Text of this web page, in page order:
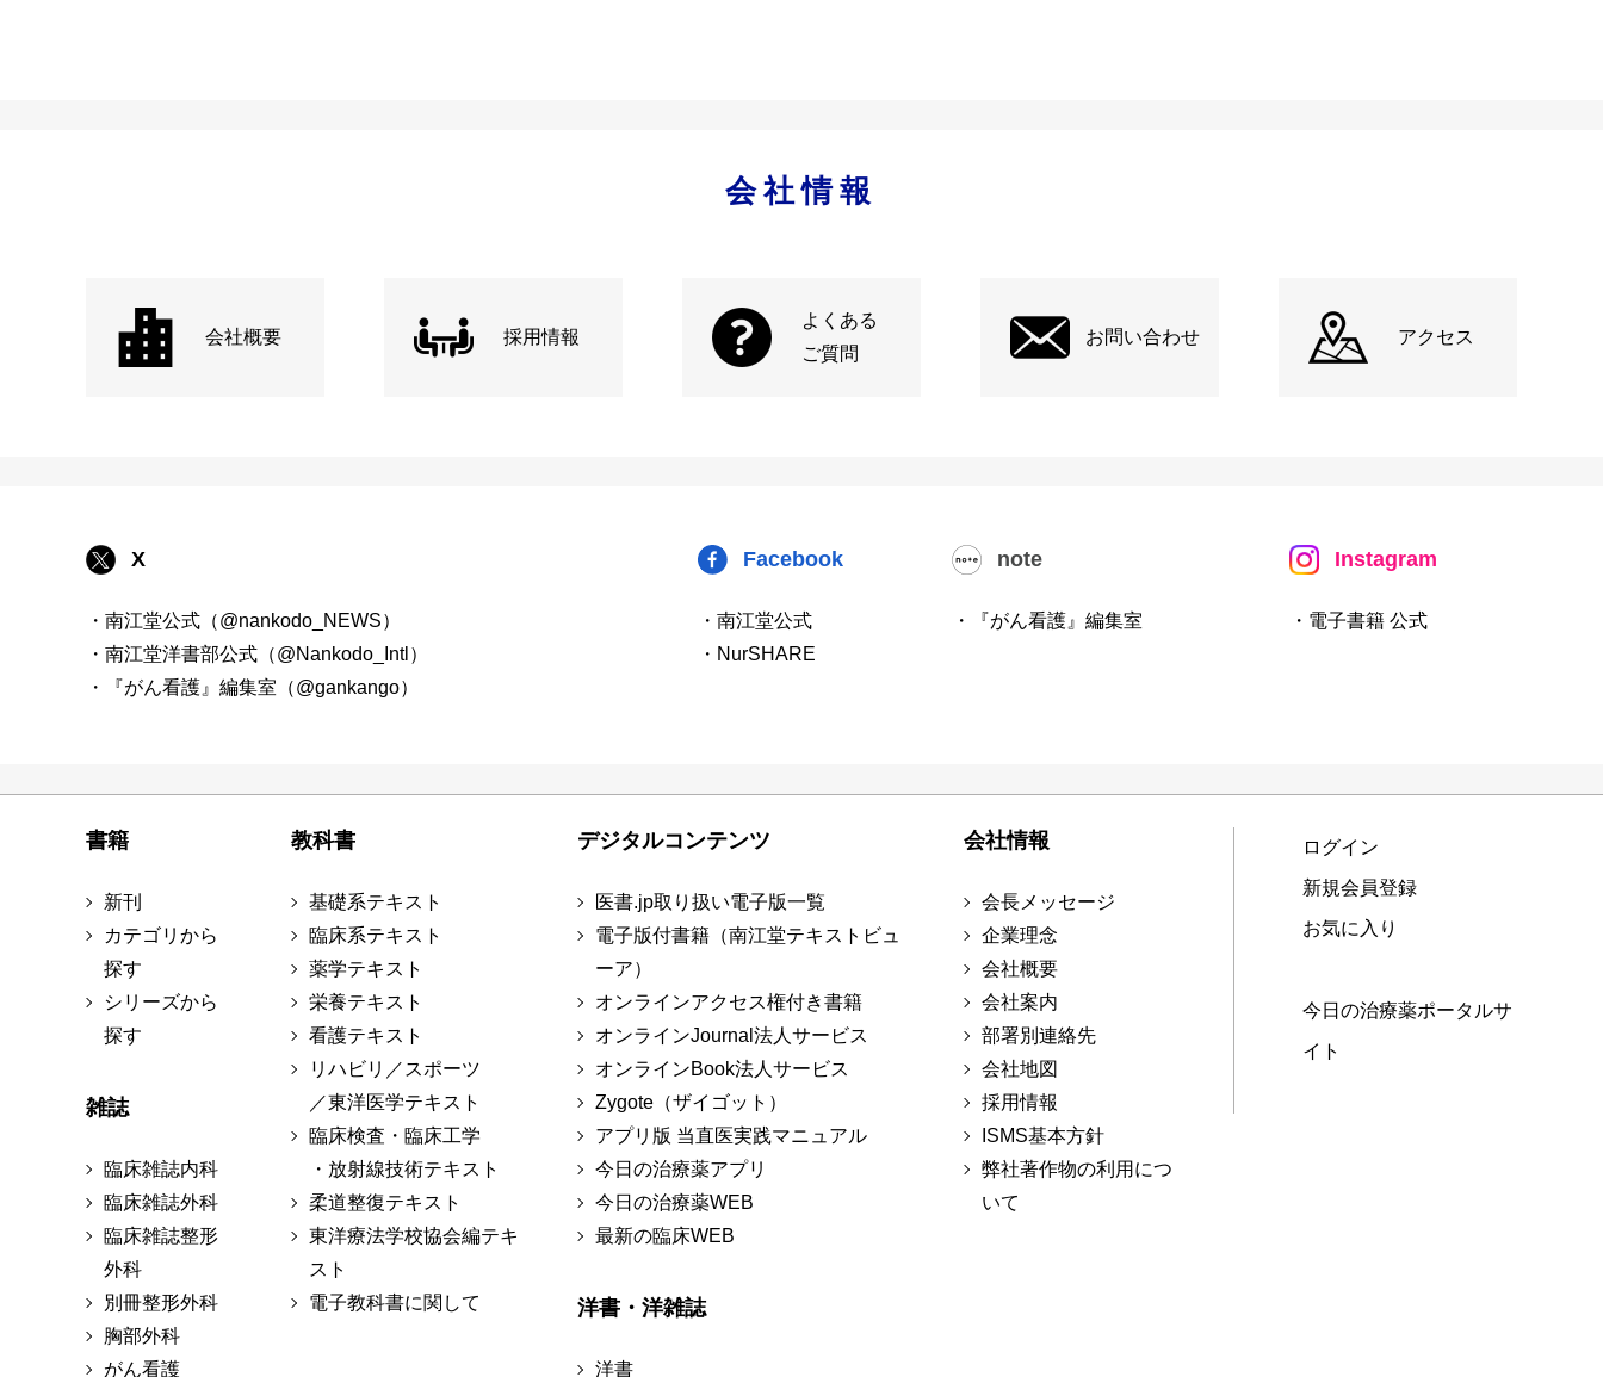
会社情報
会社概要 採用情報
よくある
ご質問
お問い合わせ アクセス
X
・南江堂公式（@nankodo_NEWS）
・南江堂洋書部公式（@Nankodo_Intl）
・『がん看護』編集室（@gankango）
Facebook
・南江堂公式
・NurSHARE
note
・『がん看護』編集室
Instagram
・電子書籍 公式
書籍
新刊
カテゴリから
探す
シリーズから
探す
雑誌
臨床雑誌内科
臨床雑誌外科
臨床雑誌整形
外科
別冊整形外科
胸部外科
がん看護
教科書
基礎系テキスト
臨床系テキスト
薬学テキスト
栄養テキスト
看護テキスト
リハビリ／スポーツ
／東洋医学テキスト
臨床検査・臨床工学
・放射線技術テキスト
柔道整復テキスト
東洋療法学校協会編テキ
スト
電子教科書に関して
デジタルコンテンツ
医書.jp取り扱い電子版一覧
電子版付書籍（南江堂テキストビュ
ーア）
オンラインアクセス権付き書籍
オンラインJournal法人サービス
オンラインBook法人サービス
Zygote（ザイゴット）
アプリ版 当直医実践マニュアル
今日の治療薬アプリ
今日の治療薬WEB
最新の臨床WEB
洋書・洋雑誌
洋書
会社情報
会長メッセージ
企業理念
会社概要
会社案内
部署別連絡先
会社地図
採用情報
ISMS基本方針
弊社著作物の利用につ
いて
ログイン
新規会員登録
お気に入り
今日の治療薬ポータルサ
イト